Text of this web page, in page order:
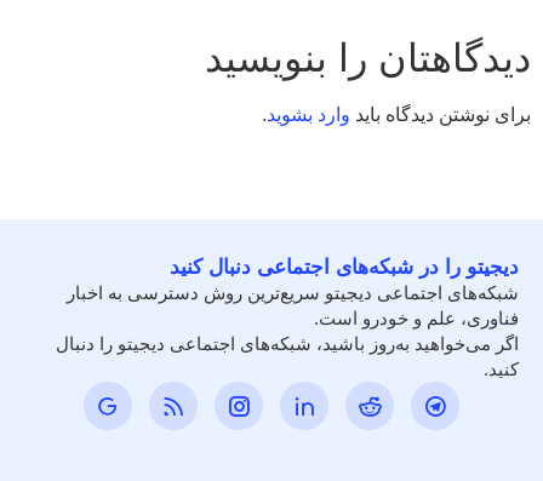
دیدگاهتان را بنویسید
برای نوشتن دیدگاه باید وارد بشوید.
دیجیتو را در شبکه‌های اجتماعی دنبال کنید
شبکه‌های اجتماعی دیجیتو سریع‌ترین روش دسترسی به اخبار
فناوری، علم و خودرو است.
اگر می‌خواهید به‌روز باشید، شبکه‌های اجتماعی دیجیتو را دنبال
کنید.